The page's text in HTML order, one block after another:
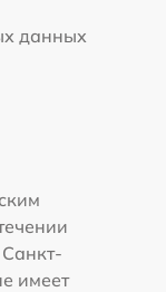
данных
имеет